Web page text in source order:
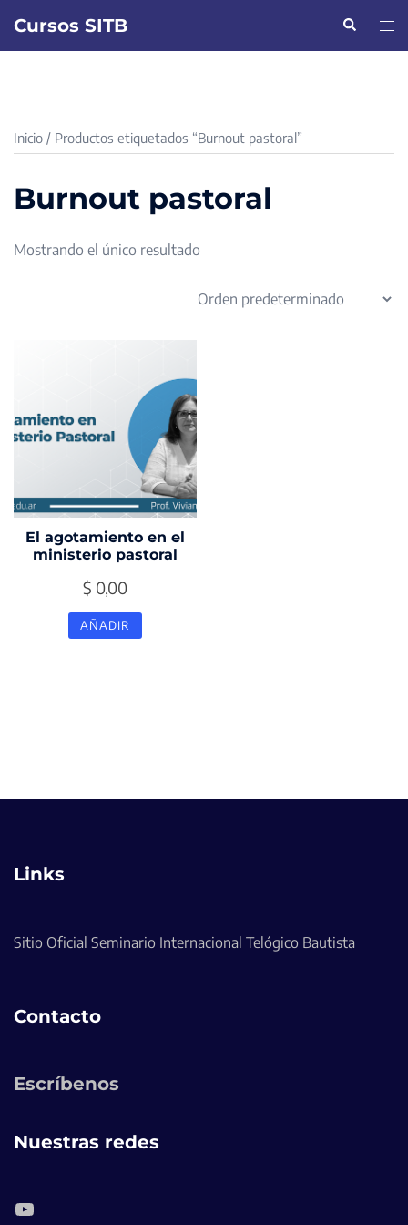
Cursos SITB Buscar
Inicio / Productos etiquetados “Burnout pastoral”
Burnout pastoral
Mostrando el único resultado
El agotamiento en el
ministerio pastoral
$ 0,00
AÑADIR
Links
Sitio Oficial Seminario Internacional Telógico Bautista
Contacto
Escríbenos
Nuestras redes
YouTube